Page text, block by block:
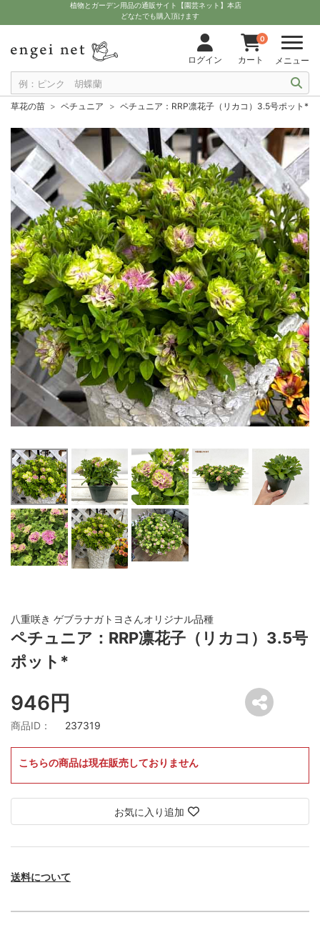
植物とガーデン用品の通販サイト【園芸ネット】本店
どなたでも購入頂けます
ログイン
0
カート メニュー
草花の苗 ペチュニア ペチュニア：RRP凛花子（リカコ）3.5号ポット*
八重咲き ゲブラナガトヨさんオリジナル品種
ペチュニア：RRP凛花子（リカコ）3.5号
ポット*
946円
商品ID： 237319
こちらの商品は現在販売しておりません
お気に入り追加
送料について